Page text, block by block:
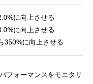
に向上させる
に向上させる
350%に向上させる
フォーマンスをモニタリ